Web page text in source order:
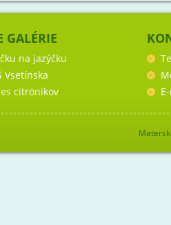
GALÉRIE
na jazýčku
Vsetínska
citrónikov